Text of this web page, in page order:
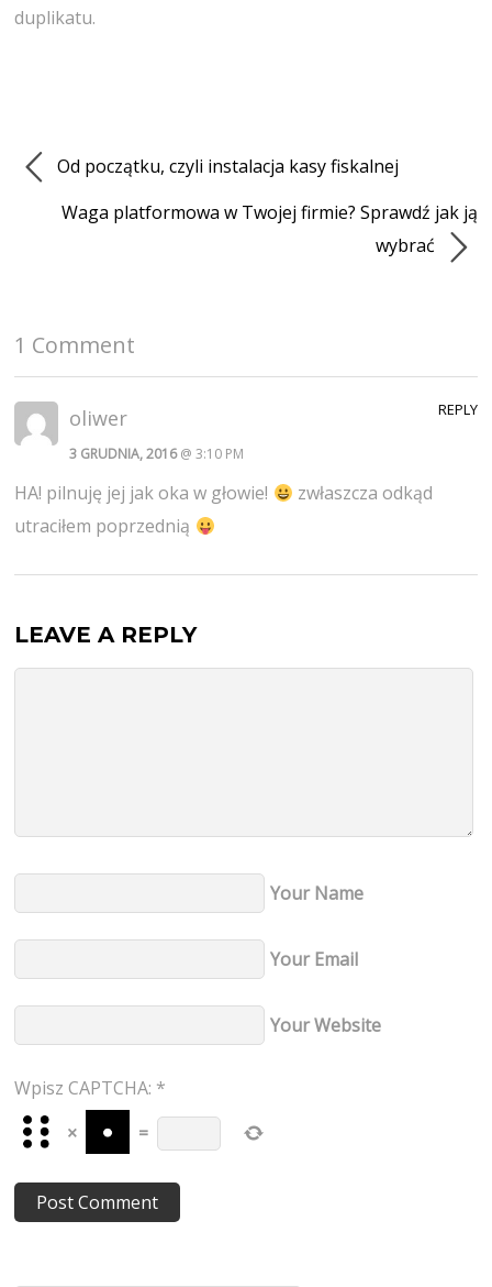
duplikatu.
Od początku, czyli instalacja kasy fiskalnej
Waga platformowa w Twojej firmie? Sprawdź jak ją
wybrać
1 Comment
oliwer
3 GRUDNIA, 2016@ 3:10 PM
HA! pilnuję jej jak oka w głowie!
zwłaszcza odkąd
utraciłem poprzednią
REPLY
LEAVE A REPLY
Your Name
Your Email
Your Website
Wpisz CAPTCHA: *
×
=